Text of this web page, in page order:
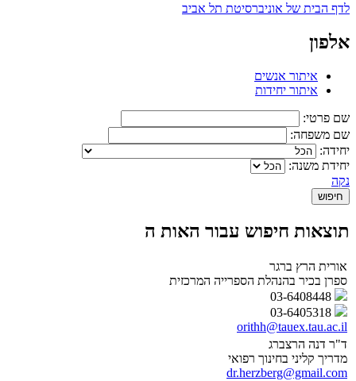
לדף הבית של אוניברסיטת תל אביב
אלפון
איתור אנשים
איתור יחידות
שם פרטי:
שם משפחה:
יחידה:
יחידת משנה:
נקה
תוצאות חיפוש עבור האות ה
אורית הרץ ברגר
ספרן בכיר בהנהלת הספרייה המרכזית
orithh@tauex.tau.ac.il
ד"ר דנה הרצברג
מדריך קליני בחינוך רפואי
dr.herzberg@gmail.com